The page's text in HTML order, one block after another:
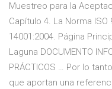
Muestreo para la
Capítulo 4. La Norma ISO
14001:2004. Página
Laguna DOCUMENTO
PRÁCTICOS … Por lo
que aportan una